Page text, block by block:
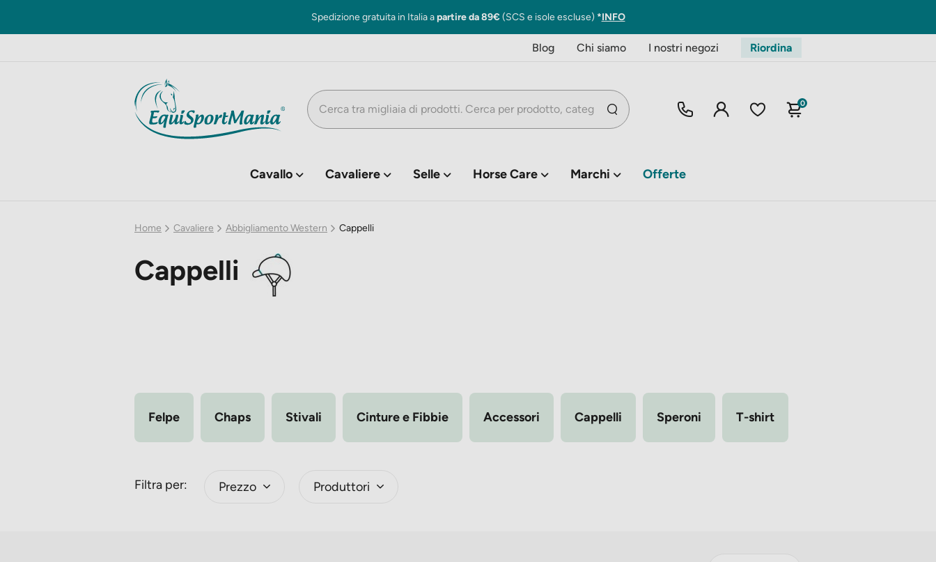
Spedizione gratuita in Italia apartire da 89€(SCS e isole escluse) *INFO
Blog Chi siamo I nostri negozi Riordina
0
Cavallo Cavaliere Selle Horse Care Marchi Offerte
Home Cavaliere Abbigliamento Western Cappelli
Cappelli
Felpe Chaps Stivali Cinture e Fibbie Accessori Cappelli Speroni T-shirt
Filtra per: Prezzo Produttori